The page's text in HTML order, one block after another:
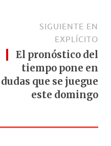
SIGUIENTE EN
EXPLÍCITO
El pronóstico del
tiempo pone en
dudas que se juegue
este domingo